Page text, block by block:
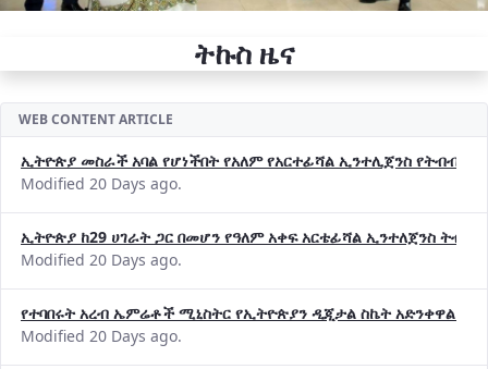
ትኩስ ዜና
WEB CONTENT ARTICLE
ኢትዮጵያ መስራች አባል የሆነችበት የአለም የአርተፊሻል ኢንተሊጀንስ የትብብር
Modified 20 Days ago.
ኢትዮጵያ ከ29 ሀገራት ጋር በመሆን የዓለም አቀፍ አርቴፊሻል ኢንተለጀንስ
Modified 20 Days ago.
የተባበሩት አረብ ኤምሬቶች ሚኒስትር የኢትዮጵያን ዲጂታል ስኬት አድንቀዋል
Modified 20 Days ago.